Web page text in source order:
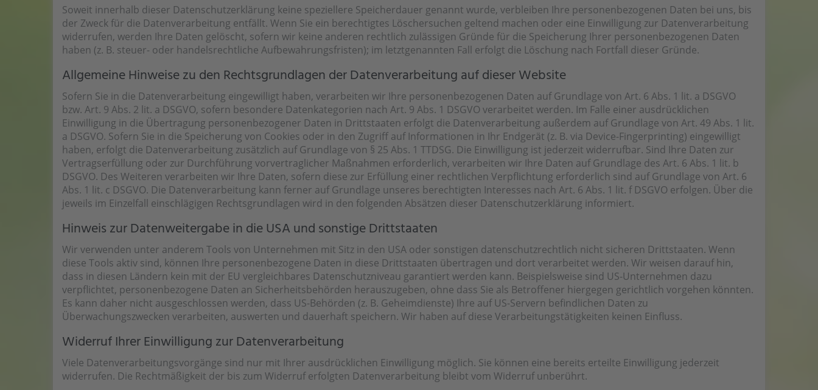
Soweit innerhalb dieser Datenschutzerklärung keine speziellere Speicherdauer genannt wurde, verbleiben Ihre personenbezogenen Daten bei uns, bis
der Zweck für die Datenverarbeitung entfällt. Wenn Sie ein berechtigtes Löschersuchen geltend machen oder eine Einwilligung zur Datenverarbeitung
widerrufen, werden Ihre Daten gelöscht, sofern wir keine anderen rechtlich zulässigen Gründe für die Speicherung Ihrer personenbezogenen Daten
haben (z. B. steuer- oder handelsrechtliche Aufbewahrungsfristen); im letztgenannten Fall erfolgt die Löschung nach Fortfall dieser Gründe.
Allgemeine Hinweise zu den Rechtsgrundlagen der Datenverarbeitung auf dieser Website
Sofern Sie in die Datenverarbeitung eingewilligt haben, verarbeiten wir Ihre personenbezogenen Daten auf Grundlage von Art. 6 Abs. 1 lit. a DSGVO
bzw. Art. 9 Abs. 2 lit. a DSGVO, sofern besondere Datenkategorien nach Art. 9 Abs. 1 DSGVO verarbeitet werden. Im Falle einer ausdrücklichen
Einwilligung in die Übertragung personenbezogener Daten in Drittstaaten erfolgt die Datenverarbeitung außerdem auf Grundlage von Art. 49 Abs. 1 lit.
a DSGVO. Sofern Sie in die Speicherung von Cookies oder in den Zugriff auf Informationen in Ihr Endgerät (z. B. via Device-Fingerprinting) eingewilligt
haben, erfolgt die Datenverarbeitung zusätzlich auf Grundlage von § 25 Abs. 1 TTDSG. Die Einwilligung ist jederzeit widerrufbar. Sind Ihre Daten zur
Vertragserfüllung oder zur Durchführung vorvertraglicher Maßnahmen erforderlich, verarbeiten wir Ihre Daten auf Grundlage des Art. 6 Abs. 1 lit. b
DSGVO. Des Weiteren verarbeiten wir Ihre Daten, sofern diese zur Erfüllung einer rechtlichen Verpflichtung erforderlich sind auf Grundlage von Art. 6
Abs. 1 lit. c DSGVO. Die Datenverarbeitung kann ferner auf Grundlage unseres berechtigten Interesses nach Art. 6 Abs. 1 lit. f DSGVO erfolgen. Über die
jeweils im Einzelfall einschlägigen Rechtsgrundlagen wird in den folgenden Absätzen dieser Datenschutzerklärung informiert.
Hinweis zur Datenweitergabe in die USA und sonstige Drittstaaten
Wir verwenden unter anderem Tools von Unternehmen mit Sitz in den USA oder sonstigen datenschutzrechtlich nicht sicheren Drittstaaten. Wenn
diese Tools aktiv sind, können Ihre personenbezogene Daten in diese Drittstaaten übertragen und dort verarbeitet werden. Wir weisen darauf hin,
dass in diesen Ländern kein mit der EU vergleichbares Datenschutzniveau garantiert werden kann. Beispielsweise sind US-Unternehmen dazu
verpflichtet, personenbezogene Daten an Sicherheitsbehörden herauszugeben, ohne dass Sie als Betroffener hiergegen gerichtlich vorgehen könnten.
Es kann daher nicht ausgeschlossen werden, dass US-Behörden (z. B. Geheimdienste) Ihre auf US-Servern befindlichen Daten zu
Überwachungszwecken verarbeiten, auswerten und dauerhaft speichern. Wir haben auf diese Verarbeitungstätigkeiten keinen Einfluss.
Widerruf Ihrer Einwilligung zur Datenverarbeitung
Viele Datenverarbeitungsvorgänge sind nur mit Ihrer ausdrücklichen Einwilligung möglich. Sie können eine bereits erteilte Einwilligung jederzeit
widerrufen. Die Rechtmäßigkeit der bis zum Widerruf erfolgten Datenverarbeitung bleibt vom Widerruf unberührt.